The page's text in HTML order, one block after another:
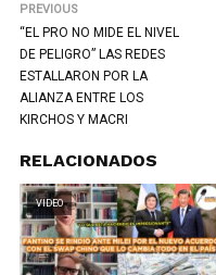
PREVIOUS
“EL PRO NO MIDE EL NIVEL
DE PELIGRO” LAS REDES
ESTALLARON POR LA
ALIANZA ENTRE LOS
KIRCHOS Y MACRI
RELACIONADOS
VIDEO